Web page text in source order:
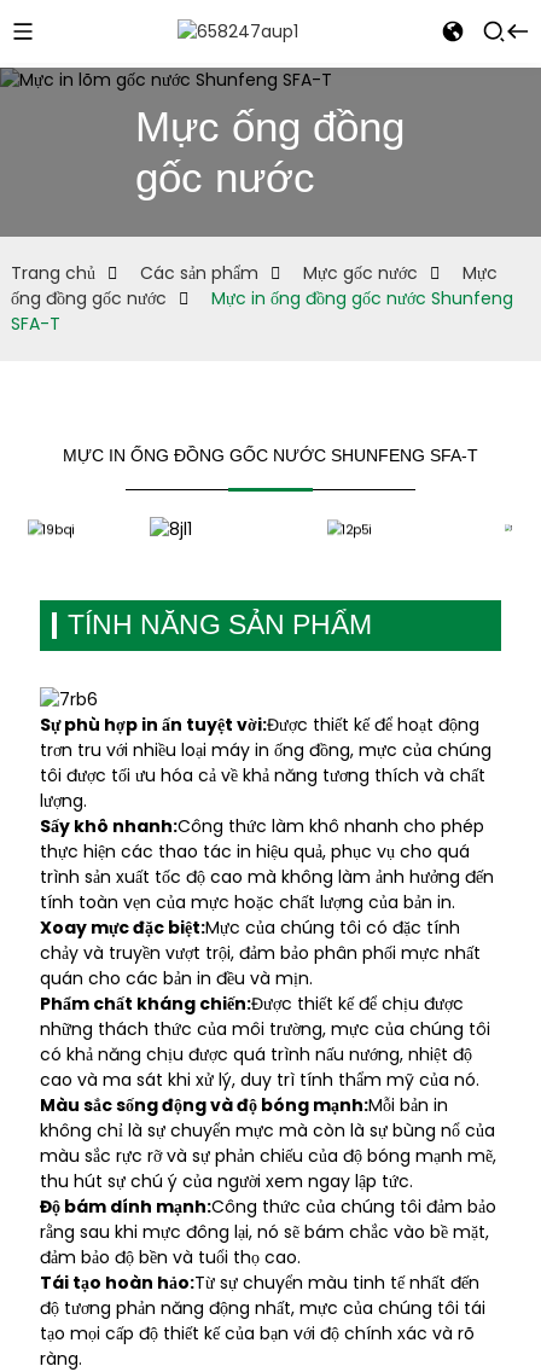
Mực ống đồng
gốc nước
Trang chủ Các sản phẩm Mực gốc nước
Mực
ống đồng gốc nước
Mực in ống đồng gốc nước Shunfeng
SFA-T
MỰC IN ỐNG ĐỒNG GỐC NƯỚC SHUNFENG SFA-T
TÍNH NĂNG SẢN PHẨM
Sự phù hợp in ấn tuyệt vời:Được thiết kế để hoạt động
trơn tru với nhiều loại máy in ống đồng, mực của chúng
tôi được tối ưu hóa cả về khả năng tương thích và chất
lượng.
Sấy khô nhanh:Công thức làm khô nhanh cho phép
thực hiện các thao tác in hiệu quả, phục vụ cho quá
trình sản xuất tốc độ cao mà không làm ảnh hưởng đến
tính toàn vẹn của mực hoặc chất lượng của bản in.
Xoay mực đặc biệt:Mực của chúng tôi có đặc tính
chảy và truyền vượt trội, đảm bảo phân phối mực nhất
quán cho các bản in đều và mịn.
Phẩm chất kháng chiến:Được thiết kế để chịu được
những thách thức của môi trường, mực của chúng tôi
có khả năng chịu được quá trình nấu nướng, nhiệt độ
cao và ma sát khi xử lý, duy trì tính thẩm mỹ của nó.
Màu sắc sống động và độ bóng mạnh:Mỗi bản in
không chỉ là sự chuyển mực mà còn là sự bùng nổ của
màu sắc rực rỡ và sự phản chiếu của độ bóng mạnh mẽ,
thu hút sự chú ý của người xem ngay lập tức.
Độ bám dính mạnh:Công thức của chúng tôi đảm bảo
rằng sau khi mực đông lại, nó sẽ bám chắc vào bề mặt,
đảm bảo độ bền và tuổi thọ cao.
Tái tạo hoàn hảo:Từ sự chuyển màu tinh tế nhất đến
độ tương phản năng động nhất, mực của chúng tôi tái
tạo mọi cấp độ thiết kế của bạn với độ chính xác và rõ
ràng.